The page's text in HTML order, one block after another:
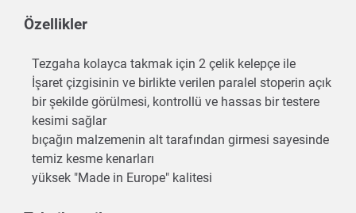
Özellikler
Tezgaha kolayca takmak için 2 çelik kelepçe ile
İşaret çizgisinin ve birlikte verilen paralel stoperin açık
bir şekilde görülmesi, kontrollü ve hassas bir testere
kesimi sağlar
bıçağın malzemenin alt tarafından girmesi sayesinde
temiz kesme kenarları
yüksek "Made in Europe" kalitesi